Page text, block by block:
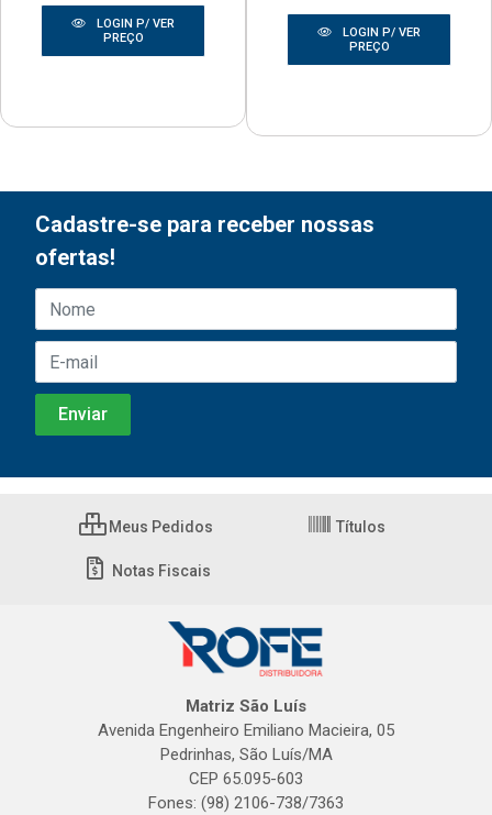
LOGIN P/ VER
PREÇO
LOGIN P/ VER
PREÇO
Cadastre-se para receber nossas
ofertas!
Meus Pedidos Títulos
Notas Fiscais
Matriz São Luís
Avenida Engenheiro Emiliano Macieira, 05
Pedrinhas, São Luís/MA
CEP 65.095-603
Fones: (98) 2106-738/7363